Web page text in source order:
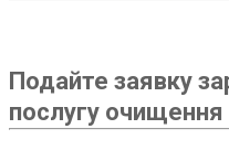
Подайте заявку
послугу